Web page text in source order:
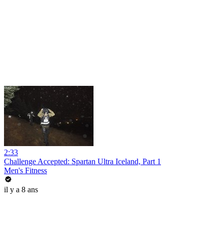
2:33
Challenge Accepted: Spartan Ultra Iceland, Part 1
Men's Fitness
il y a 8 ans